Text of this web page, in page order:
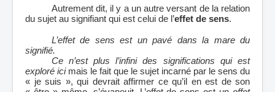
Autrement dit, il y a un autre versant de la relation
du sujet au signifiant qui est celui de l’effet de sens.
L’effet de sens est un pavé dans la mare du
signifié.
Ce n’est plus l’infini des significations qui est
exploré icimais le fait que le sujet incarné par le sens du
« je suis », qui devrait affirmer ce qu’il en est de son